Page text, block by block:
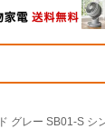
グレー SB01-S シ